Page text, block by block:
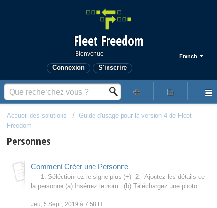
Fleet Freedom
French
Bienvenue
Connexion S'inscrire
Accueil des solutions
Guide d'usage pour la version 4 de Fleet
Freedom
Personnes
Comment Créer une Personne
1. Séléctionnez le signe plus (+) 2. Ajoutez les détails de
la personne (a) Insérrez le nom. (b) Téléchargez une photo.
Jeu, 5 Sept., 2019 à 7:58 H